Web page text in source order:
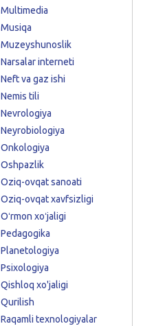
Multimedia
Musiqa
Muzeyshunoslik
Narsalar interneti
Neft va gaz ishi
Nemis tili
Nevrologiya
Neyrobiologiya
Onkologiya
Oshpazlik
Oziq-ovqat sanoati
Oziq-ovqat xavfsizligi
Oʻrmon xoʻjaligi
Pedagogika
Planetologiya
Psixologiya
Qishloq xo'jaligi
Qurilish
Raqamli texnologiyalar